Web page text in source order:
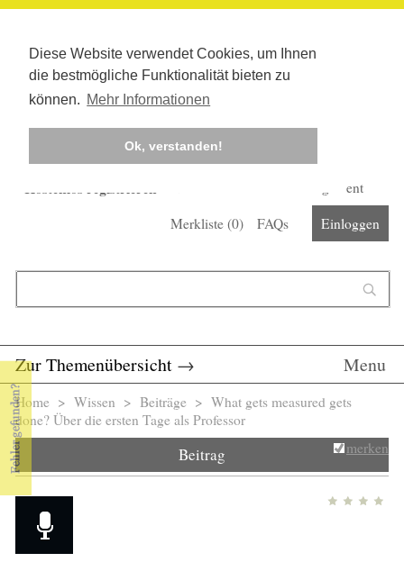
Diese Website verwendet Cookies, um Ihnen
die bestmögliche Funktionalität bieten zu
können. Mehr Informationen
Ok, verstanden!
Kostenlos registrieren
Corona-Management
Merkliste (0) FAQs Einloggen
Zur Themenübersicht → Menu
Sie sind hier
Home > Wissen > Beiträge > What gets measured gets
done? Über die ersten Tage als Professor
Beitrag merken